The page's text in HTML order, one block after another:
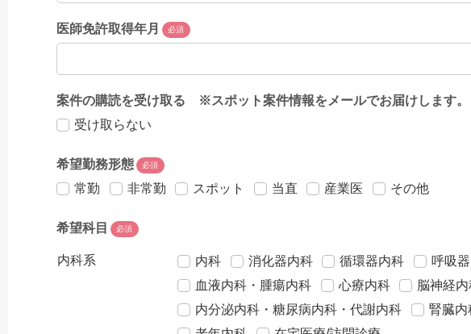
医師免許取得年月 必須
案件の購読を受け取る ※スポット案件情報をメールでお届けします。
受け取らない
希望勤務形態 必須
常勤 非常勤 スポット 当直 産業医 その他
希望科目 必須
内科系 内科 消化器内科 循環器内科
呼吸
血液内科・腫瘍内科
心療内科
脳神経
内分泌内科・糖尿病内科・代謝内科
腎臓内